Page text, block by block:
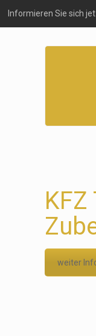
Informieren Sie sich
KFZ
weiter